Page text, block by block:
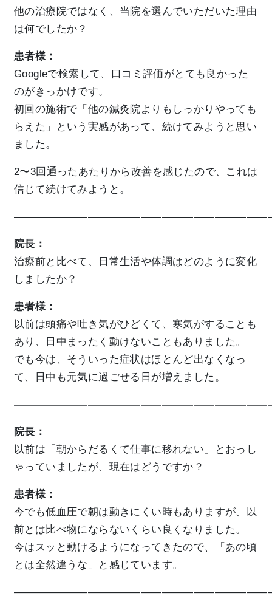
他の治療院ではなく、当院を選んでいただいた理由
は何でしたか？
患者様：
Googleで検索して、口コミ評価がとても良かった
のがきっかけです。
初回の施術で「他の鍼灸院よりもしっかりやっても
らえた」という実感があって、続けてみようと思い
ました。
2〜3回通ったあたりから改善を感じたので、これは
信じて続けてみようと。
院長：
治療前と比べて、日常生活や体調はどのように変化
しましたか？
患者様：
以前は頭痛や吐き気がひどくて、寒気がすることも
あり、日中まったく動けないこともありました。
でも今は、そういった症状はほとんど出なくなっ
て、日中も元気に過ごせる日が増えました。
院長：
以前は「朝からだるくて仕事に移れない」とおっし
ゃっていましたが、現在はどうですか？
患者様：
今でも低血圧で朝は動きにくい時もありますが、以
前とは比べ物にならないくらい良くなりました。
今はスッと動けるようになってきたので、「あの頃
とは全然違うな」と感じています。